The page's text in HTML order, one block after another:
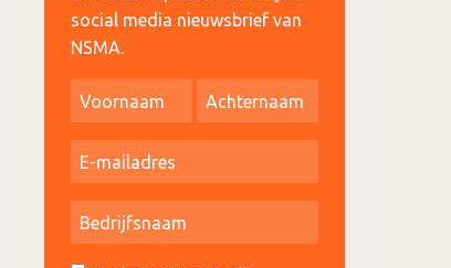
social media nieuwsbrief van
NSMA.